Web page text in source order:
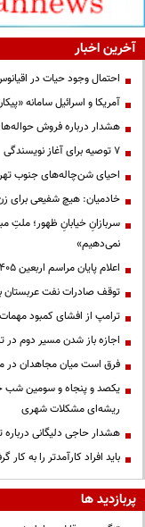
آخرین اخبار
احتمال وجود حیات در
آمریکا و اسرائیل سامانه
هشدار درباره فروش
۷ توصیه برای آغاز نویسندگی
احیای شن‌چاله‌های جنوب تهران
خادمیان: هیچ شفیعی برای
سربازانِ خیابانِ ظهور؛ ملتِ
نمی‌دهیم»
اعلام پایان مراسم اربعین ۱۴۰۵
توقف صادرات نفت عربستان
ترامپ از افشای کمبود
اجازه باز شدن مسیر دوم در
فرق است میان مجاهدان در
یکصد و پنجاه و سومین شب
ریشه‌ای مشکلات شهری
هشدار حاجی دلیگانی درباره
باید افراد کارآمدتر را به
پربازدید ها